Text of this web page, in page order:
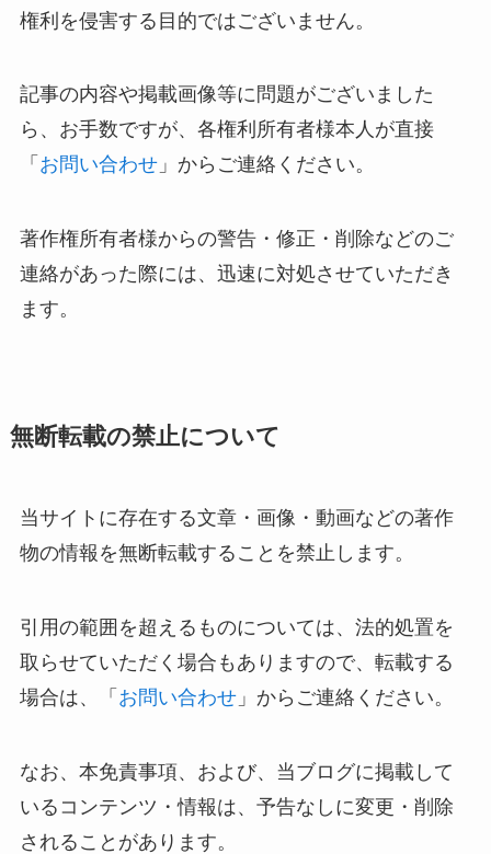
権利を侵害する目的ではございません。
記事の内容や掲載画像等に問題がございました
ら、お手数ですが、各権利所有者様本人が直接
「 お問い合わせ」からご連絡ください。
著作権所有者様からの警告・修正・削除などのご
連絡があった際には、迅速に対処させていただき
ます。
無断転載の禁止について
当サイトに存在する文章・画像・動画などの著作
物の情報を無断転載することを禁止します。
引用の範囲を超えるものについては、法的処置を
取らせていただく場合もありますので、転載する
場合は、「 お問い合わせ」からご連絡ください。
なお、本免責事項、および、当ブログに掲載して
いるコンテンツ・情報は、予告なしに変更・削除
されることがあります。